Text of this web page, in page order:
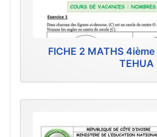
FICHE 2 MATHS
TEHUA